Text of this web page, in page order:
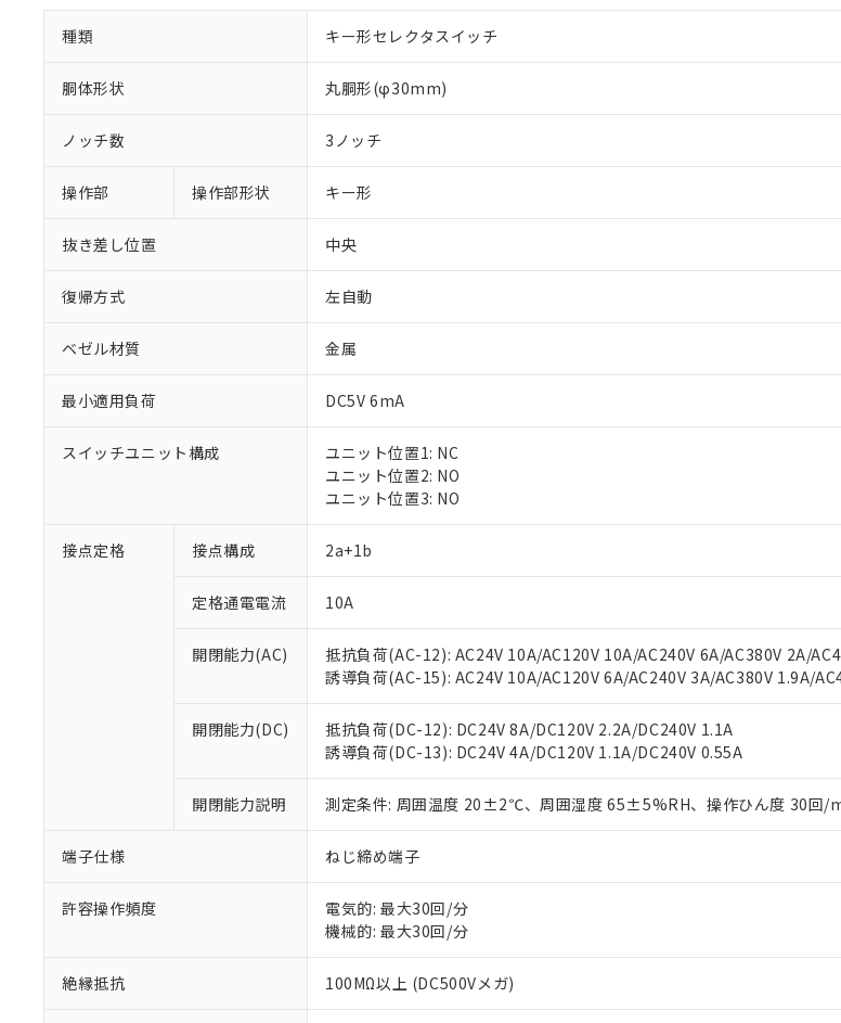
種類 キー形セレクタスイッチ
胴体形状 丸胴形(φ30mm)
ノッチ数 3ノッチ
操作部 操作部形状 キー形
抜き差し位置 中央
復帰方式 左自動
ベゼル材質 金属
最小適用負荷 DC5V 6mA
スイッチユニット構成
ユニット位置1: NC
ユニット位置2: NO
ユニット位置3: NO
接点定格 接点構成 2a+1b
定格通電電流 10A
開閉能力(AC)
抵抗負荷(AC-12): AC24V 10A/AC120V 10A/AC240V 6A/AC380V 2A/
誘導負荷(AC-15): AC24V 10A/AC120V 6A/AC240V 3A/AC380V 1.9A/
開閉能力(DC)
抵抗負荷(DC-12): DC24V 8A/DC120V 2.2A/DC240V 1.1A
誘導負荷(DC-13): DC24V 4A/DC120V 1.1A/DC240V 0.55A
開閉能力説明 測定条件: 周囲温度 20±2℃、周囲湿度 65±5%RH、操作ひん度 30回/
端子仕様 ねじ締め端子
許容操作頻度
電気的: 最大30回/分
機械的: 最大30回/分
絶縁抵抗 100MΩ以上 (DC500Vメガ)
ご利用条件
以下の条件をお読みいただき、同意のうえご利用ください。
本サービスは、当社制御機器事業取扱商品の当社在庫状況およ
くものです。
当社制御機器事業取扱商品の中には、本サービスの対象外とな
在庫状況および標準価格照会結果は、記載している更新日時点
い。
正式な納期状況および標準価格はお客様のお取引先、またはお
当社販売員にご相談ください。
オムロン制御機器販売店や当社販売拠点は「販売ネットワーク
在庫状況および標準価格結果を当社の事前の承諾なく第三者に
す。
ている必要があります。
お客様が当ウェブサイト上で当社にご登録された部品リストに
※1 対応状況
対応済み：EU RoHS指令（10物質）の非含有に対応した製品が提
対応予定：EU RoHS指令（10物質）の非含有に対応した製品に切り
非該当品：ライセンス料など無形物で、有害物質有無と関係のない商
仕入先様の事情により、非含有部品としていたものが、含有品と判
があります。
*EU RoHS指令（10物質）：
六価クロム(Cr(Ⅵ)) 1000ppm以下、ポリ臭化ビフェニル類(PBB) 1000ppm以下、ポリ臭
フタル酸ビス(2-エチルヘキシル) (DEHP)(別名：DOP) 1000ppm以下、フタル酸ブチル
ル（DBP） 1000ppm以下、フタル酸ジイソブチル (DIBP) 1000ppm以下
但し、RoHS指令で産業用監視および制御機器に対する適用除外項目は除く。
フタル酸エステル類の４物質については閾値を超える意図的な使用がないことを確認して
※2 対応予定月
部品在庫の切り替え状況などにより、予定月が前後することがありま
※3 非含有証明書ダウンロード
※1 中国RoHS○×表
「○」：最大均質材料含有率が中国RoHSの基準値以下であることを
「×」：最大均質材料含有率が中国RoHSの基準値を超えていること
*中国RoHS10物質の基準値 (GB/T26572)：
Pb(鉛) :1000ppm、 Hg(水銀) : 1000ppm、 Cd(カドミウム) : 100ppm、
Cr(Ⅵ)(六価クロム) : 1000ppm、 PBBs(ポリ臭化ビフェニル類) : 1000ppm、 PBDEs(ポ
DBP(フタル酸ジブチル) : 1000ppm、 DIBP(フタル酸ジイソブチル) : 1000ppm、 BBP(フ
DEHP(フタル酸ビス(2-エチルヘキシル)) : 1000ppm
※2 環境保護使用期限
「ｅ」：有害物質（10物質）のすべてが基準値以下であることを示し
「10」：通常の使用状況下において有害物質が外部に漏えいし、環
味します。
当社は、これら貴社製品のうち、外国為替および外国貿易法に
う）を輸出または国外への提供する場合は、日本国政府の輸出
などの必要な手続きをとります。
ます。
当社は貴社製品を、核兵器、ミサイル、化学兵器、生物兵器ま
当社は、貴社製品を第三者に販売する場合は、上記1、2および
また当社は、販売先および販売に係わる関係者が違法に輸出す
たしません。
記
号
説明
○ 一定数以上の在庫あり
△
－
在庫なし(最新の在庫状況については、お客様のお取引先、
機器販売店・当社販売員にご確認ください)
空
白
受注生産機種、また在庫状況の情報を公開していない機種